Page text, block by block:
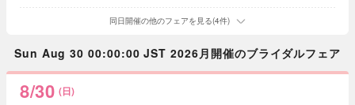
同日開催の他のフェアを見る(4件)
Sun Aug 30 00:00:00 JST 2026月開催のブライダルフェア
8/30 (日)